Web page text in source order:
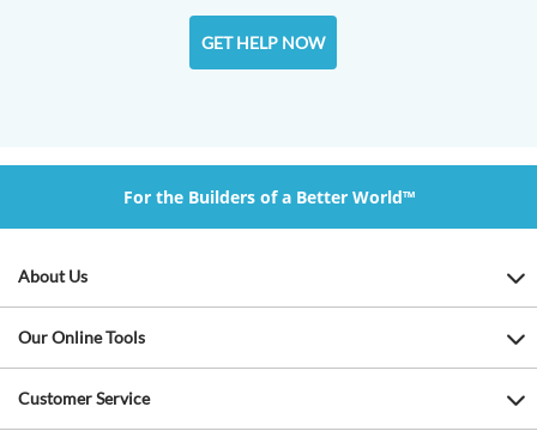
GET HELP NOW
For the Builders of a Better World™
About Us
Our Online Tools
Customer Service